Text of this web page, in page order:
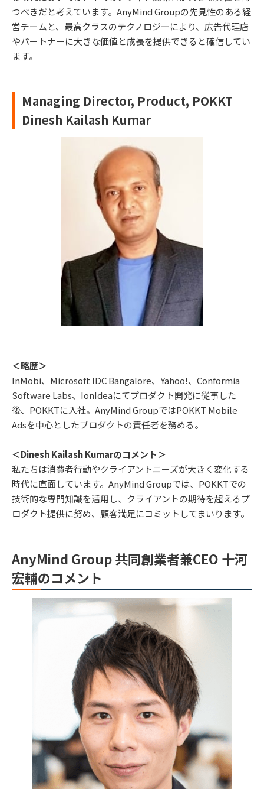
つべきだと考えています。AnyMind Groupの先見性のある経
営チームと、最高クラスのテクノロジーにより、広告代理店
やパートナーに大きな価値と成長を提供できると確信してい
ます。
Managing Director, Product, POKKT
Dinesh Kailash Kumar
＜略歴＞
InMobi、Microsoft IDC Bangalore、Yahoo!、Conformia
Software Labs、IonIdeaにてプロダクト開発に従事した
後、POKKTに入社。AnyMind GroupではPOKKT Mobile
Adsを中心としたプロダクトの責任者を務める。
＜Dinesh Kailash Kumarのコメント＞
私たちは消費者行動やクライアントニーズが大きく変化する
時代に直面しています。AnyMind Groupでは、POKKTでの
技術的な専門知識を活用し、クライアントの期待を超えるプ
ロダクト提供に努め、顧客満足にコミットしてまいります。
AnyMind Group 共同創業者兼CEO 十河
宏輔のコメント